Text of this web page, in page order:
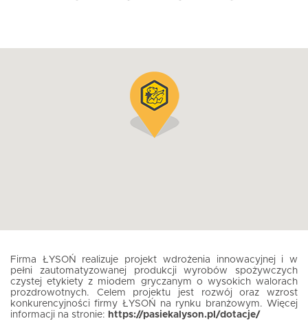
Firma ŁYSOŃ realizuje projekt wdrożenia innowacyjnej i w
pełni zautomatyzowanej produkcji wyrobów spożywczych
czystej etykiety z miodem gryczanym o wysokich walorach
prozdrowotnych. Celem projektu jest rozwój oraz wzrost
konkurencyjności firmy ŁYSOŃ na rynku branżowym. Więcej
informacji na stronie: https://pasiekalyson.pl/dotacje/